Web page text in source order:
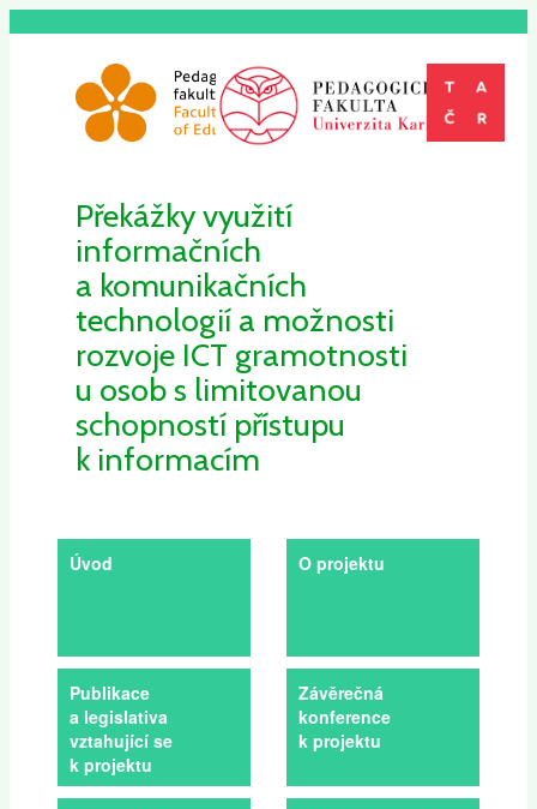
Překážky využití
informačních
a komunikačních
technologií a možnosti
rozvoje ICT gramotnosti
u osob s limitovanou
schopností přístupu
k informacím
Úvod O projektu
Publikace
a legislativa
vztahující se
k projektu
Závěrečná
konference
k projektu